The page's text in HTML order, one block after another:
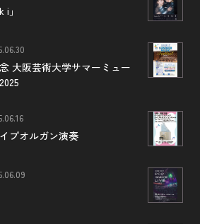
」
大阪芸術大学サマーミュー
プオルガン演奏